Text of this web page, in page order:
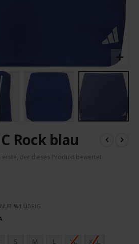
Rock blau
erste, der dieses Produkt bewertet
NUR %1 ÜBRIG
S M L XL XXL